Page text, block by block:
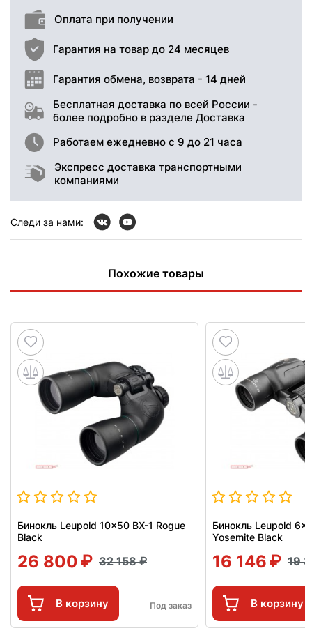
Оплата при получении
Гарантия на товар до 24 месяцев
Гарантия обмена, возврата - 14 дней
Бесплатная доставка по всей России -
более подробно в разделе Доставка
Работаем ежедневно с 9 до 21 часа
Экспресс доставка транспортными
компаниями
Следи за нами:
Похожие товары
Бинокль Leupold 10x50 BX-1 Rogue
Black
26 800 32 158
В корзину Под заказ
Бинокль Leupold
Yosemite Black
16 146 19
В корзину